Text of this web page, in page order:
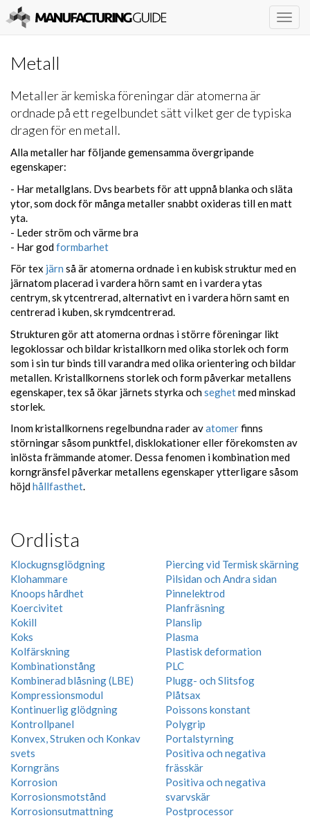
Metall
Metaller är kemiska föreningar där atomerna är
ordnade på ett regelbundet sätt vilket ger de typiska
dragen för en metall.
Alla metaller har följande gemensamma övergripande
egenskaper:
- Har metallglans. Dvs bearbets för att uppnå blanka och släta
ytor, som dock för många metaller snabbt oxideras till en matt
yta.
- Leder ström och värme bra
- Har godformbarhet
För tex järn så är atomerna ordnade i en kubisk struktur med en
järnatom placerad i vardera hörn samt en i vardera ytas
centrym, sk ytcentrerad, alternativt en i vardera hörn samt en
centrerad i kuben, sk rymdcentrerad.
Strukturen gör att atomerna ordnas i större föreningar likt
legoklossar och bildar kristallkorn med olika storlek och form
som i sin tur binds till varandra med olika orientering och bildar
metallen. Kristallkornens storlek och form påverkar metallens
egenskaper, tex så ökar järnets styrka ochseghetmed minskad
storlek.
Inom kristallkornens regelbundna rader avatomerfinns
störningar såsom punktfel, disklokationer eller förekomsten av
inlösta främmande atomer. Dessa fenomen i kombination med
korngränsfel påverkar metallens egenskaper ytterligare såsom
höjdhållfasthet.
Ordlista
Klockugnsglödgning
Klohammare
Knoops hårdhet
Koercivitet
Kokill
Koks
Kolfärskning
Kombinationstång
Kombinerad blåsning (LBE)
Kompressionsmodul
Kontinuerlig glödgning
Kontrollpanel
Konvex, Struken och Konkav
svets
Korngräns
Korrosion
Korrosionsmotstånd
Korrosionsutmattning
Piercing vid Termisk skärning
Pilsidan och Andra sidan
Pinnelektrod
Planfräsning
Planslip
Plasma
Plastisk deformation
PLC
Plugg- och Slitsfog
Plåtsax
Poissons konstant
Polygrip
Portalstyrning
Positiva och negativa
frässkär
Positiva och negativa
svarvskär
Postprocessor